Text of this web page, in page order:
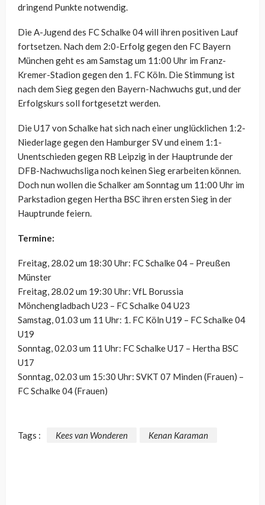
dringend Punkte notwendig.
Die A-Jugend des FC Schalke 04 will ihren positiven Lauf
fortsetzen. Nach dem 2:0-Erfolg gegen den FC Bayern
München geht es am Samstag um 11:00 Uhr im Franz-
Kremer-Stadion gegen den 1. FC Köln. Die Stimmung ist
nach dem Sieg gegen den Bayern-Nachwuchs gut, und der
Erfolgskurs soll fortgesetzt werden.
Die U17 von Schalke hat sich nach einer unglücklichen 1:2-
Niederlage gegen den Hamburger SV und einem 1:1-
Unentschieden gegen RB Leipzig in der Hauptrunde der
DFB-Nachwuchsliga noch keinen Sieg erarbeiten können.
Doch nun wollen die Schalker am Sonntag um 11:00 Uhr im
Parkstadion gegen Hertha BSC ihren ersten Sieg in der
Hauptrunde feiern.
Termine:
Freitag, 28.02 um 18:30 Uhr: FC Schalke 04 – Preußen
Münster
Freitag, 28.02 um 19:30 Uhr: VfL Borussia
Mönchengladbach U23 – FC Schalke 04 U23
Samstag, 01.03 um 11 Uhr: 1. FC Köln U19 – FC Schalke 04
U19
Sonntag, 02.03 um 11 Uhr: FC Schalke U17 – Hertha BSC
U17
Sonntag, 02.03 um 15:30 Uhr: SVKT 07 Minden (Frauen) –
FC Schalke 04 (Frauen)
Tags : Kees van Wonderen Kenan Karaman